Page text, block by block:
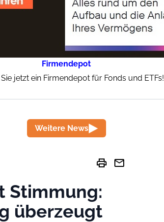
Firmendepot
jetzt ein Firmendepot für Fonds und ETFs!
Weitere News
print mail
Stimmung:
überzeugt